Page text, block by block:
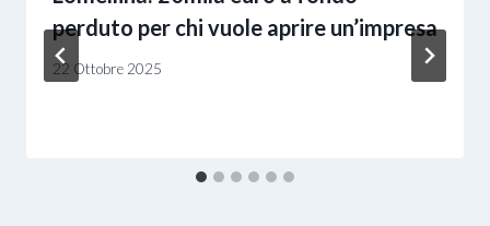
perduto per chi vuole aprire un’impresa
22 Ottobre 2025